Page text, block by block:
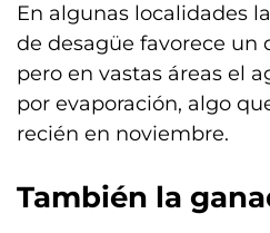
En algunas localidades
de desagüe favorece un
pero en vastas áreas el
por evaporación, algo
recién en noviembre.
También la